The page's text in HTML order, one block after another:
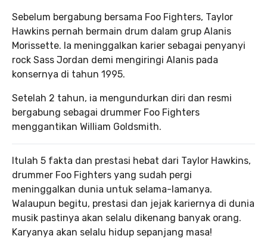
Sebelum bergabung bersama Foo Fighters, Taylor
Hawkins pernah bermain drum dalam grup Alanis
Morissette. Ia meninggalkan karier sebagai penyanyi
rock Sass Jordan demi mengiringi Alanis pada
konsernya di tahun 1995.
Setelah 2 tahun, ia mengundurkan diri dan resmi
bergabung sebagai drummer Foo Fighters
menggantikan William Goldsmith.
Itulah 5 fakta dan prestasi hebat dari Taylor Hawkins,
drummer Foo Fighters yang sudah pergi
meninggalkan dunia untuk selama-lamanya.
Walaupun begitu, prestasi dan jejak kariernya di dunia
musik pastinya akan selalu dikenang banyak orang.
Karyanya akan selalu hidup sepanjang masa!